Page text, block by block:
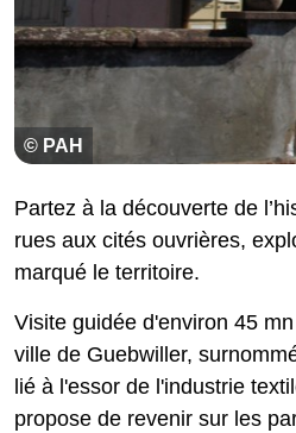
© PAH
Partez à la découverte de
rues aux cités ouvrières,
marqué le territoire.
Visite guidée d'environ 45
ville de Guebwiller,
lié à l'essor de l'industrie
propose de revenir sur les